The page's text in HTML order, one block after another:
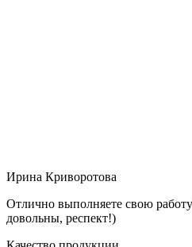
Ирина Криворотова
Отлично выполняете свою
довольны, респект!)